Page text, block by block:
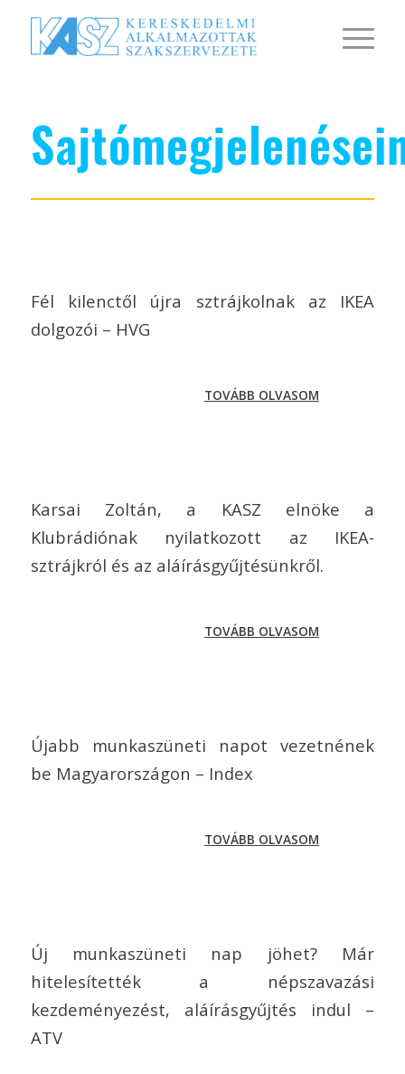
Fél kilenctől újra sztrájkolnak az IKEA
dolgozói – HVG
TOVÁBB OLVASOM
Karsai Zoltán, a KASZ elnöke a
Klubrádiónak nyilatkozott az IKEA-
sztrájkról és az aláírásgyűjtésünkről.
TOVÁBB OLVASOM
Újabb munkaszüneti napot vezetnének
be Magyarországon – Index
TOVÁBB OLVASOM
Új munkaszüneti nap jöhet? Már
hitelesítették a népszavazási
kezdeményezést, aláírásgyűjtés indul –
ATV